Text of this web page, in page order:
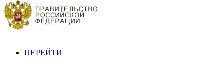
ПЕРЕЙТИ